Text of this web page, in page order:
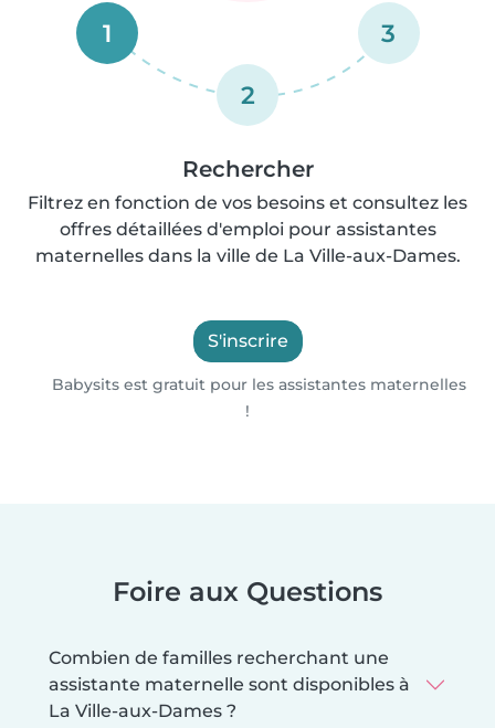
1
2
3
Rechercher
Filtrez en fonction de vos besoins et consultez les
offres détaillées d'emploi pour assistantes
maternelles dans la ville de La Ville-aux-Dames.
S'inscrire
Babysits est gratuit pour les assistantes maternelles
!
Foire aux Questions
Combien de familles recherchant une
assistante maternelle sont disponibles à
La Ville-aux-Dames ?